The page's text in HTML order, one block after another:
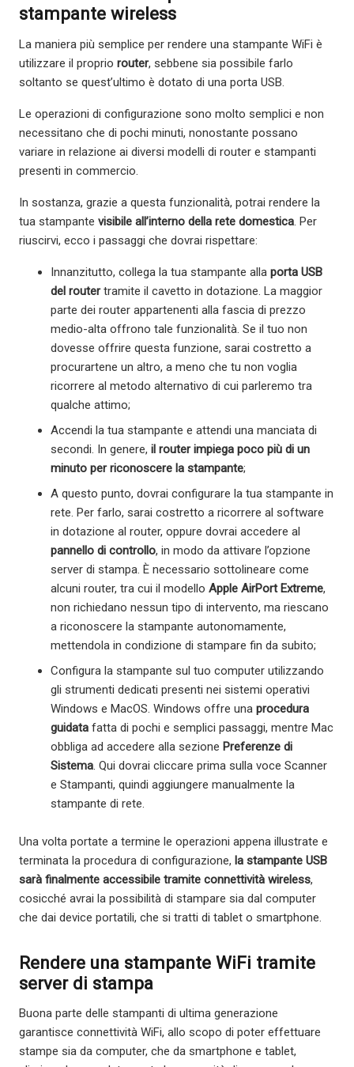
stampante wireless
La maniera più semplice per rendere una stampante WiFi è
utilizzare il proprio router, sebbene sia possibile farlo
soltanto se quest’ultimo è dotato di una porta USB.
Le operazioni di configurazione sono molto semplici e non
necessitano che di pochi minuti, nonostante possano
variare in relazione ai diversi modelli di router e stampanti
presenti in commercio.
In sostanza, grazie a questa funzionalità, potrai rendere la
tua stampante visibile all’interno della rete domestica. Per
riuscirvi, ecco i passaggi che dovrai rispettare:
Innanzitutto, collega la tua stampante alla porta USB
del routertramite il cavetto in dotazione. La maggior
parte dei router appartenenti alla fascia di prezzo
medio-alta offrono tale funzionalità. Se il tuo non
dovesse offrire questa funzione, sarai costretto a
procurartene un altro, a meno che tu non voglia
ricorrere al metodo alternativo di cui parleremo tra
qualche attimo;
Accendi la tua stampante e attendi una manciata di
secondi. In genere, il router impiega poco più di un
minuto per riconoscere la stampante;
A questo punto, dovrai configurare la tua stampante in
rete. Per farlo, sarai costretto a ricorrere al software
in dotazione al router, oppure dovrai accedere al
pannello di controllo, in modo da attivare l’opzione
server di stampa. È necessario sottolineare come
alcuni router, tra cui il modello Apple AirPort Extreme,
non richiedano nessun tipo di intervento, ma riescano
a riconoscere la stampante autonomamente,
mettendola in condizione di stampare fin da subito;
Configura la stampante sul tuo computer utilizzando
gli strumenti dedicati presenti nei sistemi operativi
Windows e MacOS. Windows offre una procedura
guidata fatta di pochi e semplici passaggi, mentre Mac
obbliga ad accedere alla sezione Preferenze di
Sistema. Qui dovrai cliccare prima sulla voce Scanner
e Stampanti, quindi aggiungere manualmente la
stampante di rete.
Una volta portate a termine le operazioni appena illustrate e
terminata la procedura di configurazione, la stampante USB
sarà finalmente accessibile tramite connettività wireless,
cosicché avrai la possibilità di stampare sia dal computer
che dai device portatili, che si tratti di tablet o smartphone.
Rendere una stampante WiFi tramite
server di stampa
Buona parte delle stampanti di ultima generazione
garantisce connettività WiFi, allo scopo di poter effettuare
stampe sia da computer, che da smartphone e tablet,